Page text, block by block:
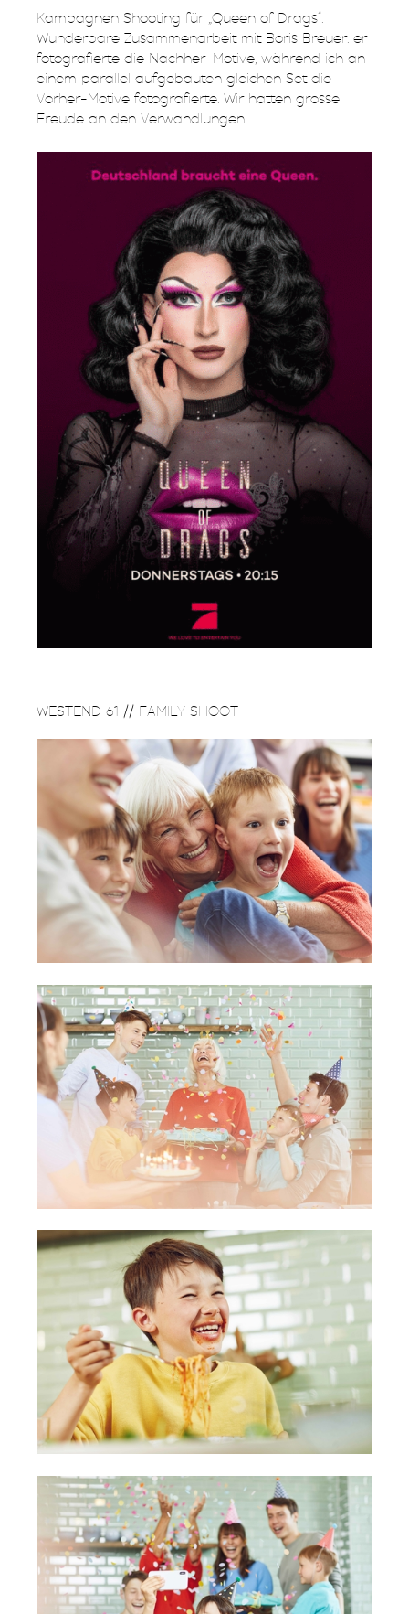
Kampagnen Shooting für „Queen of Drags“.
Wunderbare Zusammenarbeit mit Boris Breuer. er
fotografierte die Nachher-Motive, während ich an
einem parallel aufgebauten gleichen Set die
Vorher-Motive fotografierte. Wir hatten grosse
Freude an den Verwandlungen.
WESTEND 61 // FAMILY SHOOT